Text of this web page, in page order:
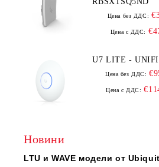
Цена без ДДС:
Цена с ДДС:
U7 LITE
Цена без ДДС:
Цена с ДДС:
Новини
LTU и WAVE модели от